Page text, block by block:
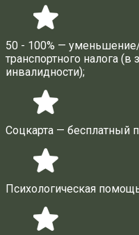
50 - 100% —
транспортного налога (в
инвалидности);
Соцкарта — бесплатный
Психологическая